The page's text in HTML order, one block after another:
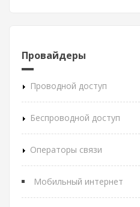
Провайдеры
Проводной доступ
Беспроводной доступ
Операторы связи
Мобильный интернет